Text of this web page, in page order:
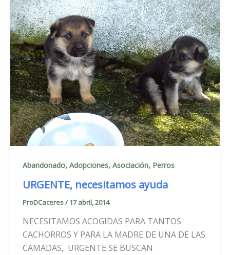
Abandonado, Adopciones, Asociación, Perros
URGENTE, necesitamos ayuda
ProDCaceres/ 17 abril, 2014
NECESITAMOS ACOGIDAS PARA TANTOS
CACHORROS Y PARA LA MADRE DE UNA DE LAS
CAMADAS, URGENTE SE BUSCAN